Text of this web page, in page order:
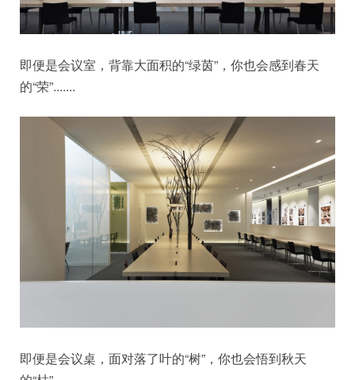
即便是会议室，背靠大面积的“绿茵”，你也会感到春天
的“荣”.......
即便是会议桌，面对落了叶的“树”，你也会悟到秋天